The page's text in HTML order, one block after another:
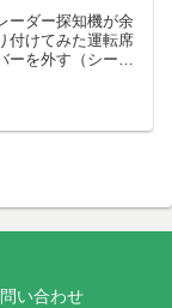
ーダー探知機が余
付けてみた運転席
を外す（シール
があ...
い合わせ